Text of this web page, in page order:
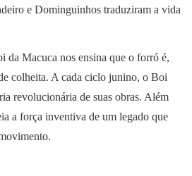
e Dominguinhos traduziram a vida
da Macuca nos ensina que o forró é,
colheita. A cada ciclo junino, o Boi
revolucionária de suas obras. Além
a força inventiva de um legado que